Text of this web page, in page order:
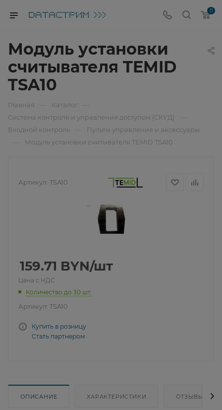
0
Модуль установки
считывателя TEMID
TSA10
Главная Каталог
Система контроля и управления доступом (СКУД)
Входной контроль Пульты управления и аксессуары
Модуль установки считывателя TEMID TSA10
Артикул: TSA10
159.71 BYN/шт
Цена с НДС
Количество до 30 шт.
Артикул: TSA10
Купить в розницу
Стать партнером
ОПИСАНИЕ ХАРАКТЕРИСТИКИ ОТЗЫВЫ